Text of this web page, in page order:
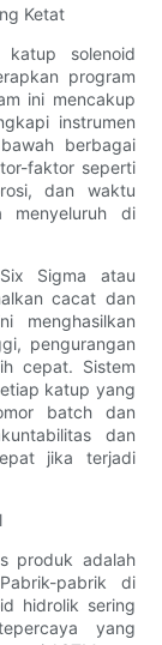
Ketat
katup solenoid
program
ini mencakup
instrumen
berbagai
faktor seperti
dan waktu
menyeluruh di
Sigma atau
cacat dan
menghasilkan
pengurangan
cepat. Sistem
katup yang
batch dan
dan
jika terjadi
produk adalah
pabrik di
hidrolik sering
yang